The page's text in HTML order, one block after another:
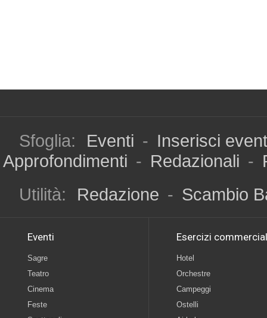
Sfoglia: Eventi - Inserisci
Approfondimenti - Redazionali -
Utilità:
Redazione - Scambio
Eventi
Sagre
Teatro
Cinema
Feste
Esercizi
Hotel
Orchestre
Campeggi
Ostelli